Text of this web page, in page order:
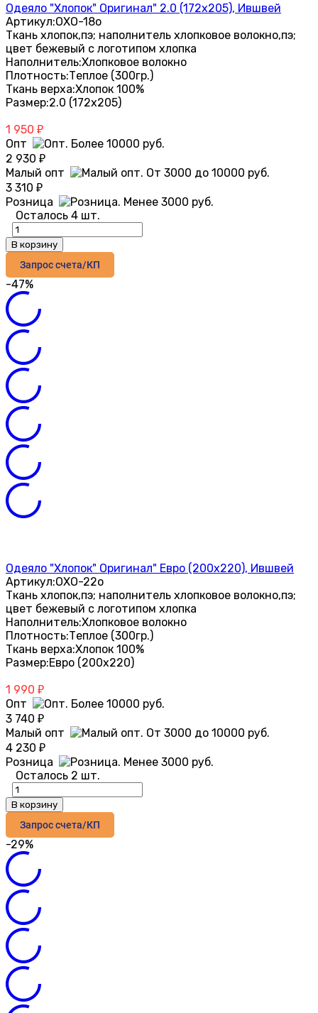
Одеяло "Хлопок" Оригинал" 2.0 (172х205), Ившвей
Артикул:ОХО-18о
Ткань хлопок,пэ; наполнитель хлопковое волокно,пэ;
цвет бежевый с логотипом хлопка
Наполнитель:Хлопковое волокно
Плотность:Теплое (300гр.)
Ткань верха:Хлопок 100%
Размер:2.0 (172х205)
1 950 ₽
Опт
2 930 ₽
Малый опт
3 310 ₽
Розница
Осталось 4 шт.
В корзину
Запрос счета/КП
-47%
Одеяло "Хлопок" Оригинал" Евро (200х220), Ившвей
Артикул:ОХО-22о
Ткань хлопок,пэ; наполнитель хлопковое волокно,пэ;
цвет бежевый с логотипом хлопка
Наполнитель:Хлопковое волокно
Плотность:Теплое (300гр.)
Ткань верха:Хлопок 100%
Размер:Евро (200х220)
1 990 ₽
Опт
3 740 ₽
Малый опт
4 230 ₽
Розница
Осталось 2 шт.
В корзину
Запрос счета/КП
-29%